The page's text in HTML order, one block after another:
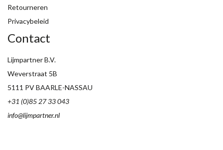
Retourneren
Privacybeleid
Contact
Lijmpartner B.V.
Weverstraat 5B
5111 PV BAARLE-NASSAU
+31 (0)85 27 33 043
info@lijmpartner.nl